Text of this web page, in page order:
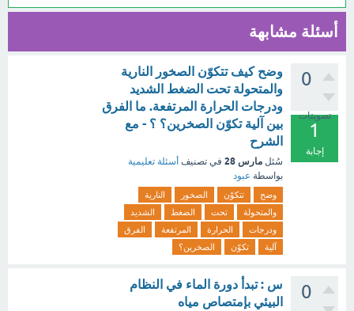
أسئلة مشابهة
0
تصويتات
1
إجابة
وضح كيف تتكوّن الصخور النارية
والمتحولة تحت الضغط الشديد
ودرجات الحرارة المرتفعة. ما الفرق
بين آلية تكوّن الصخرين؟ ؟ - مع
الشرح
سُئل مارس 28 في تصنيف أسئلة تعليمية
بواسطة عبود
وضح تتكوّن الصخور
النارية
والمتحولة
تحت الضغط
الشديد
ودرجات
الحرارة المرتفعة
الفرق
آلية
تكوّن الصخرين؟
0
س : تبدأ دورة الماء في النظام
البيئي بإمتصاص مياه